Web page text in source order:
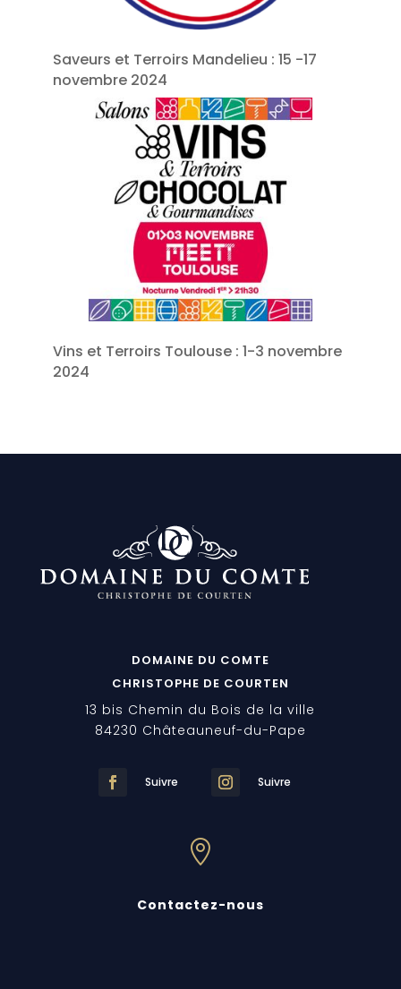
Saveurs et Terroirs Mandelieu : 15 -17
novembre 2024
Vins et Terroirs Toulouse : 1-3 novembre
2024
DOMAINE DU COMTE
CHRISTOPHE DE COURTEN
13 bis Chemin du Bois de la ville
84230 Châteauneuf-du-Pape
Suivre Suivre

Contactez-nous